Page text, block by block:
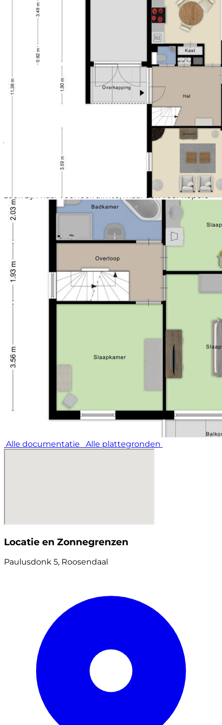
gazon, aangevuld met diverse planten en bloemen
die zorgen voor een groene en sfeervolle uitstraling.
Er is meer dan voldoende ruimte voor meerdere zit-
en eethoeken, een speelplek voor kinderen of zelfs
een fraaie overkapping. Een heerlijke plek om te
ontspannen en te genieten van het buitenleven.
Paulusdonk is gelegen in een rustige en prettige
woonomgeving van Roosendaal. Dankzij de ligging
als hoekwoning geniet je hier van extra privacy en
een aangenaam vrij gevoel. In de nabije omgeving
vind je diverse voorzieningen zoals winkels, scholen,
sportfaciliteiten en uitvalswegen. Hierdoor combineer
je het gemak van alle dagelijkse voorzieningen met
Sfeer en Doelgroep
Deze woning ademt ruimte, mogelijkheden en
potentie. Een ideale woning voor gezinnen die op
zoek zijn naar veel leefruimte, maar ook voor kopers
die graag hun eigen woonwensen willen realiseren.
De combinatie van een solide basis, royale kamers,
een grote tuin en duurzame voorzieningen zoals
zonnepanelen maakt dit een woning met toekomst.
De Meetinstructie is gebaseerd op de NEN2580. De
Meetinstructie is bedoeld om een meer eenduidige
manier van meten toe te passen voor het geven van
een indicatie van de gebruiksoppervlakte. De
Meetinstructie sluit verschillen in meetuitkomsten
niet volledig uit, door bijvoorbeeld
Alle documentatie Alle plattegronden
Locatie en Zonnegrenzen
Paulusdonk 5, Roosendaal